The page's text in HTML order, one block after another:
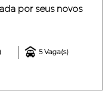
por seus novos
5 Vaga(s)